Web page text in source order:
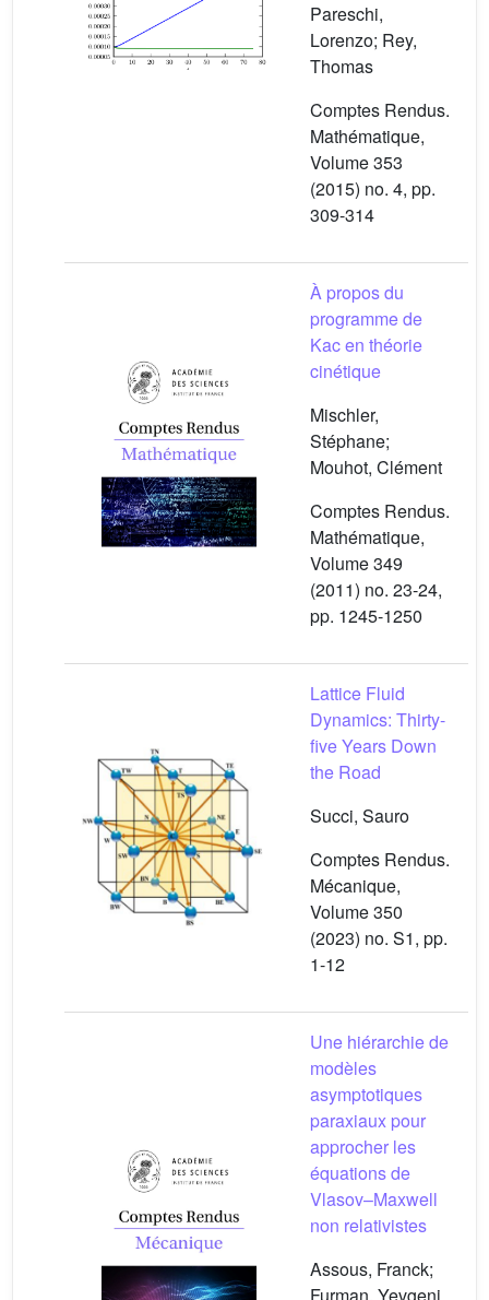
Pareschi,
Lorenzo; Rey,
Thomas
Comptes Rendus.
Mathématique,
Volume 353
(2015) no. 4, pp.
309-314
À propos du
programme de
Kac en théorie
cinétique
Mischler,
Stéphane;
Mouhot, Clément
Comptes Rendus.
Mathématique,
Volume 349
(2011) no. 23-24,
pp. 1245-1250
Lattice Fluid
Dynamics: Thirty-
five Years Down
the Road
Succi, Sauro
Comptes Rendus.
Mécanique,
Volume 350
(2023) no. S1, pp.
1-12
Une hiérarchie de
modèles
asymptotiques
paraxiaux pour
approcher les
équations de
Vlasov–Maxwell
non relativistes
Assous, Franck;